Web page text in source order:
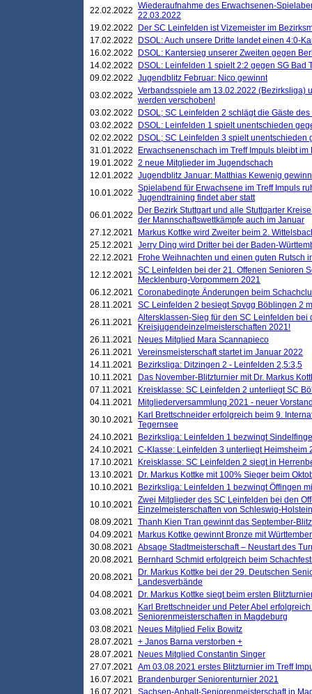
22.02.2022 Wiederaufnahme des Erwachsenen-
22.03.2022
19.02.2022
Der SC Leinfelden ist Vizemeister im
17.02.2022
DSOL: Auch unsere Dritte landet einen 4:0-
16.02.2022
DSOL: Kantersieg unserer Zweiten gegen
14.02.2022
DSOL: Leinfelden 1 spielt 2:2 gegen SG Bad
09.02.2022 Jugendblitz Februar: Nico gewinnt
03.02.2022 Verbandsspiele am 13.02.2022 (Bezirksliga)
werden verschoben!
03.02.2022
DSOL; SC Leinfelden 2 schlägt die Gäste
03.02.2022
DSOL: Leinfelden 1 spielt unentschieden
02.02.2022
DSOL; SC Leinfelden 3 spielt unentschieden
31.01.2022
Erwachsenenschach im Treff Impuls bleibt
19.01.2022 2 neue Mitglieder im Jugendschach
12.01.2022 Jugendblitz Januar: Matthias Kewenig
10.01.2022 Spielabend für Erwachsene im Treff Impuls
Jugendtraining findet aber statt
06.01.2022
Der Bezirk Stuttgart und alle Stuttgarter
der Mannschaftswettkämpfe auch im Januar
27.12.2021
Markus Kottke wird Zweiter beim 2.
25.12.2021 Jerry Ding wird Dritter bei der Baden-
22.12.2021
Frohe Weihnachten und einen guten Rutsch
12.12.2021 SC Leinfelden bei der 21. Offenen Senioren
Mecklenburg-Vorpommern 2021
06.12.2021 Coronabedingte Änderungen beim
28.11.2021
SC Leinfelden 2 besiegt Spvgg Böblingen 2
26.11.2021
Altersklassen-Sieg für den SC Leinfelden bei
Kreisjugendeinzelmeisterschaften 2021!
26.11.2021
Neues Mitglied Mara Scannapieco
26.11.2021
Vereinsmeisterschaft startet im Januar 2022
14.11.2021
Bezirksliga: Ditzingen 2 - Leinfelden 2,5:3,5
10.11.2021
Das November-Blitzturnier mit Dr. Markus
07.11.2021
Kreisklasse: SC Leinfelden 2 unterliegt SC
04.11.2021
Mitgliederversammlung 2021 - neuer
30.10.2021
Karl Brettschneider erfolgreich beim 9.
Tegernsee
24.10.2021
Bezirksliga: Leinfelden 1 bezwingt
24.10.2021 C-Klasse: Leinfelden 3 unterliegt Heimsheim
17.10.2021
Kreisklasse: SC Leinfelden 2 siegt in
13.10.2021
Dr. Markus Kottke mit 100% Sieger beim
10.10.2021
Bezirksliga: Leinfelden 1 bezwingt Öffingen
10.10.2021 Zwei Mitglieder des SC Leinfelden bei den
Einzelmeisterschaften von Schleswig-
08.09.2021 Thanh Kien Tran gewinnt das September-
04.09.2021
Markus Kottke gewinnt Bronze mit
30.08.2021 Absage Stadtmeisterschaft – Neustart des
20.08.2021
Bernhard Schmid erfolgreich beim
20.08.2021
Dr. Markus Kottke bei der 29. Deutschen
Landesverbände
04.08.2021
Dr. Markus Kottke siegt beim ersten
03.08.2021
Karl Brettschneider und Peter Abel
Seniorenmeisterschaften in Magdeburg
03.08.2021
Neues Mitglied Felix Bowitz
28.07.2021 + Janos Barna verstorben +
28.07.2021
Neues Mitglied Constantin Singer
27.07.2021 Am 03.08.2021 erstes Blitzturnier im Treff
16.07.2021
Brandenburger Seniorenturnier 2021
16.07.2021 Sachsen-Anhalt-Seniorenmeisterschaft in